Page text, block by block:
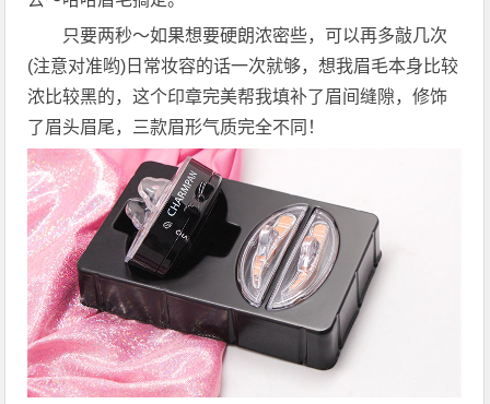
只要两秒～如果想要硬朗浓密些，可以再多敲几次
(注意对准哟)日常妆容的话一次就够，想我眉毛本身比较
浓比较黑的，这个印章完美帮我填补了眉间缝隙，修饰
了眉头眉尾，三款眉形气质完全不同！